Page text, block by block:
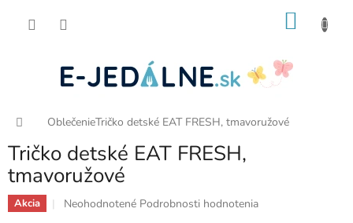
Domov
OblečenieTričko detské EAT FRESH, tmavoružové
Tričko detské EAT FRESH,
tmavoružové
Akcia
Priemerné
Neohodnotené Podrobnosti hodnotenia